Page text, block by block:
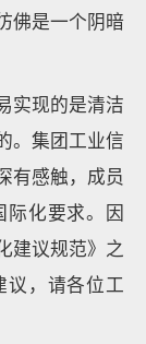
佛是一个阴暗
实现的是清洁
。集团工业信
有感触，成员
际化要求。因
建议规范》之
议，请各位工